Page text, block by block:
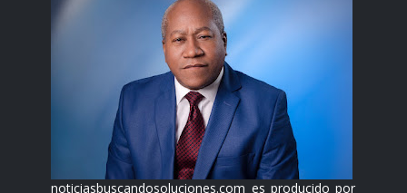
noticiasbuscandosoluciones.com es producido por